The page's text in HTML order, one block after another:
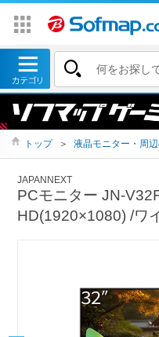
トップ ＞ 液晶モニター・周
JAPANNEXT
PCモニター JN-
HD(1920×1080) /ワ